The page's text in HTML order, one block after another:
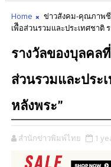
Home ข่าวสังคม-คุณภาพ
เพืีอส่วนรวมและประเทศชาติ
รางวัลของบุลคล
ส่วนรวมและประ
หลังพระ”
สำนักข่าวพิมพ์ไทย 1